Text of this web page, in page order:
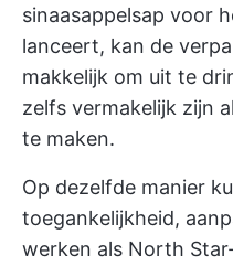
sinaasappelsap voor
lanceert, kan de
makkelijk om uit te
zelfs vermakelijk zijn
te maken.
Op dezelfde manier
toegankelijkheid,
werken als North